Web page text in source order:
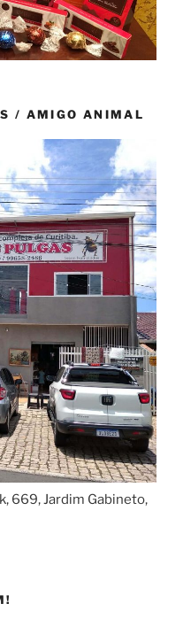
/ AMIGO ANIMAL
669, Jardim Gabineto,